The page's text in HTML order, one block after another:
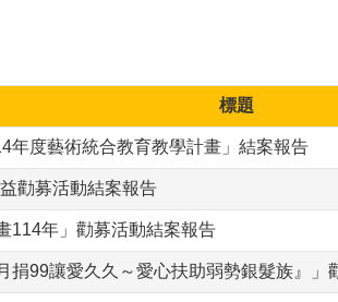
標題
年度藝術統合教育教學計畫」結案報告
勸募活動結案報告
114年」勸募活動結案報告
捐99讓愛久久～愛心扶助弱勢銀髮族』」